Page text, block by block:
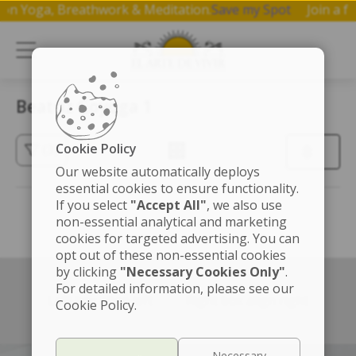
on Yoga, Breathwork & Meditation.Save my Spot Join a
Beatriz Goyoga 1
(3)
Left box align left Right box align right
Cookie Policy
Our website automatically deploys
essential cookies to ensure functionality.
If you select "Accept All", we also use
non-essential analytical and marketing
cookies for targeted advertising. You can
opt out of these non-essential cookies
by clicking "Necessary Cookies Only".
For detailed information, please see our
Cookie Policy.